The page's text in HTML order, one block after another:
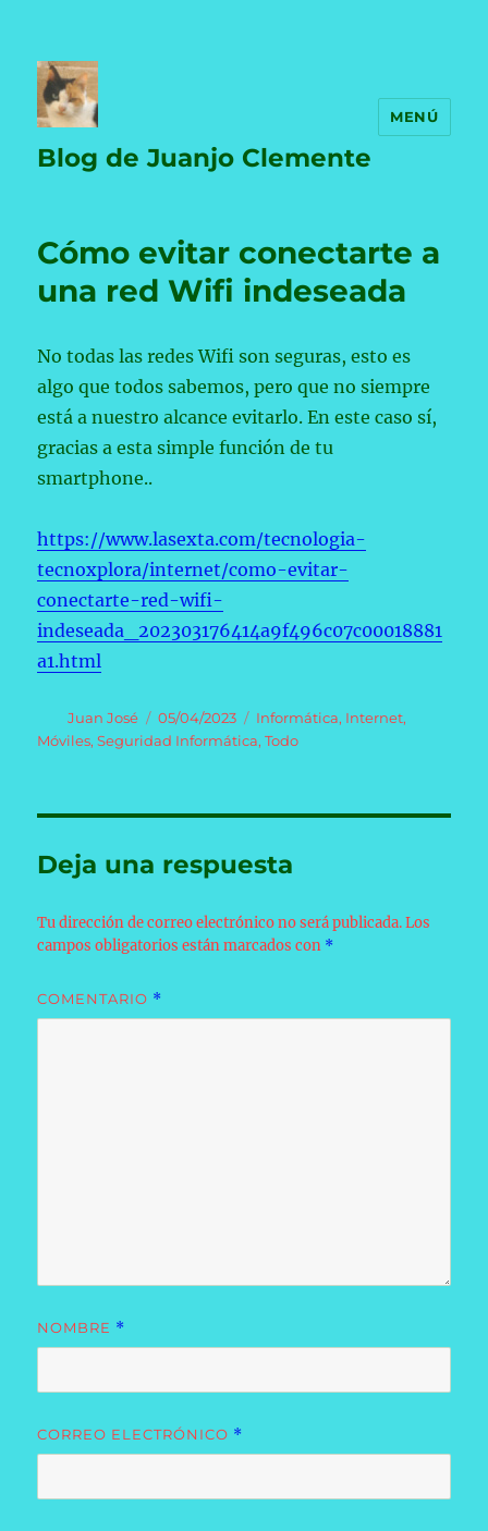
Blog de Juanjo Clemente
MENÚ
Cómo evitar conectarte a
una red Wifi indeseada
No todas las redes Wifi son seguras, esto es
algo que todos sabemos, pero que no siempre
está a nuestro alcance evitarlo. En este caso sí,
gracias a esta simple función de tu
smartphone..
https://www.lasexta.com/tecnologia-
tecnoxplora/internet/como-evitar-
conectarte-red-wifi-
indeseada_202303176414a9f496c07c00018881
a1.html
Autor
Juan José
Publicado
el
05/04/2023 Categorías
Informática, Internet,
Móviles,Seguridad Informática,Todo
Deja una respuesta
Tu dirección de correo electrónico no será publicada. Los
campos obligatorios están marcados con *
COMENTARIO *
NOMBRE *
CORREO ELECTRÓNICO *